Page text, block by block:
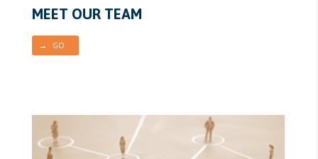
MEET OUR TEAM
→ GO